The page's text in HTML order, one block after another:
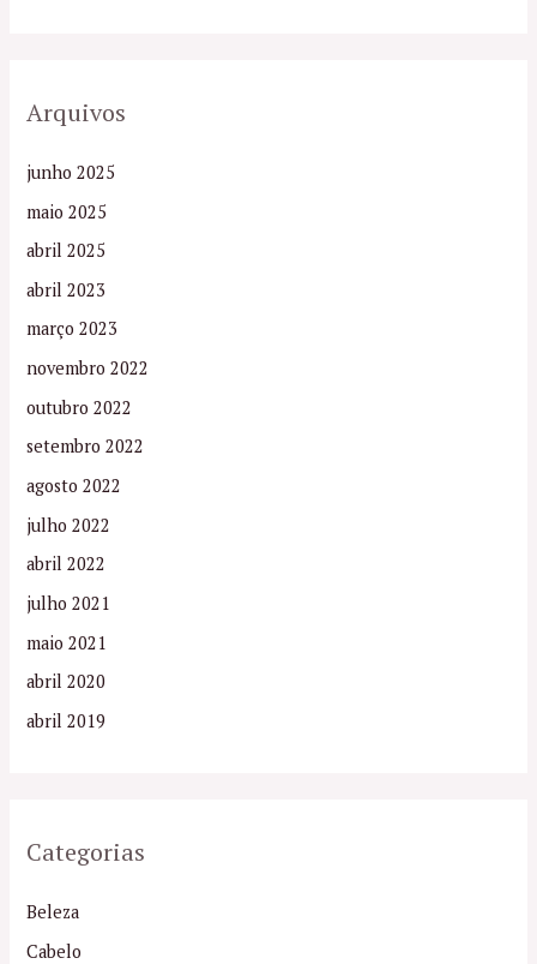
Arquivos
junho 2025
maio 2025
abril 2025
abril 2023
março 2023
novembro 2022
outubro 2022
setembro 2022
agosto 2022
julho 2022
abril 2022
julho 2021
maio 2021
abril 2020
abril 2019
Categorias
Beleza
Cabelo